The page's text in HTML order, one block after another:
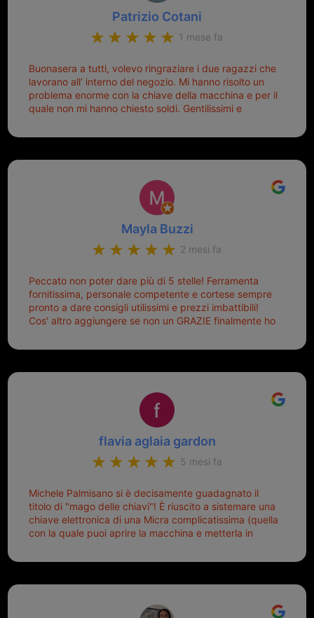
Patrizio Cotani
1 mese fa
Buonasera a tutti, volevo ringraziare i due ragazzi che
lavorano all’ interno del negozio. Mi hanno risolto un
problema enorme con la chiave della macchina e per il
quale non mi hanno chiesto soldi. Gentilissimi e
Sicuramente tornerò qui per qualsiasi altro problema.
Mayla Buzzi
2 mesi fa
Peccato non poter dare più di 5 stelle! Ferramenta
fornitissima, personale competente e cortese sempre
pronto a dare consigli utilissimi e prezzi imbattibili!
Cos' altro aggiungere se non un GRAZIE finalmente ho
mio riferimento. Ah dimenticavo...da loro sono riuscita
Top top top!!!
flavia aglaia gardon
5 mesi fa
Michele Palmisano si è decisamente guadagnato il
titolo di "mago delle chiavi"! È riuscito a sistemare una
chiave elettronica di una Micra complicatissima (quella
con la quale puoi aprire la macchina e metterla in
pronta per la pattumiera... Avevo passato mesi con le
il coperchietto, la chiave era fissata con un filo di
che non ti staccasse la chiave dal blocchetto e